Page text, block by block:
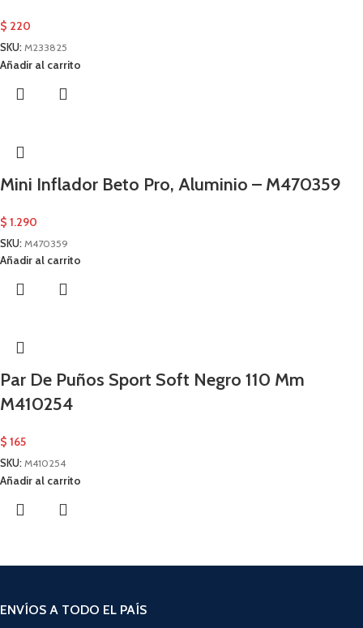
$ 220
SKU: M233825
Añadir al carrito
Mini Inflador Beto Pro, Aluminio – M470359
$ 1.290
SKU: M470359
Añadir al carrito
Par De Puños Sport Soft Negro 110 Mm
M410254
$ 165
SKU: M410254
Añadir al carrito
ENVÍOS A TODO EL PAÍS